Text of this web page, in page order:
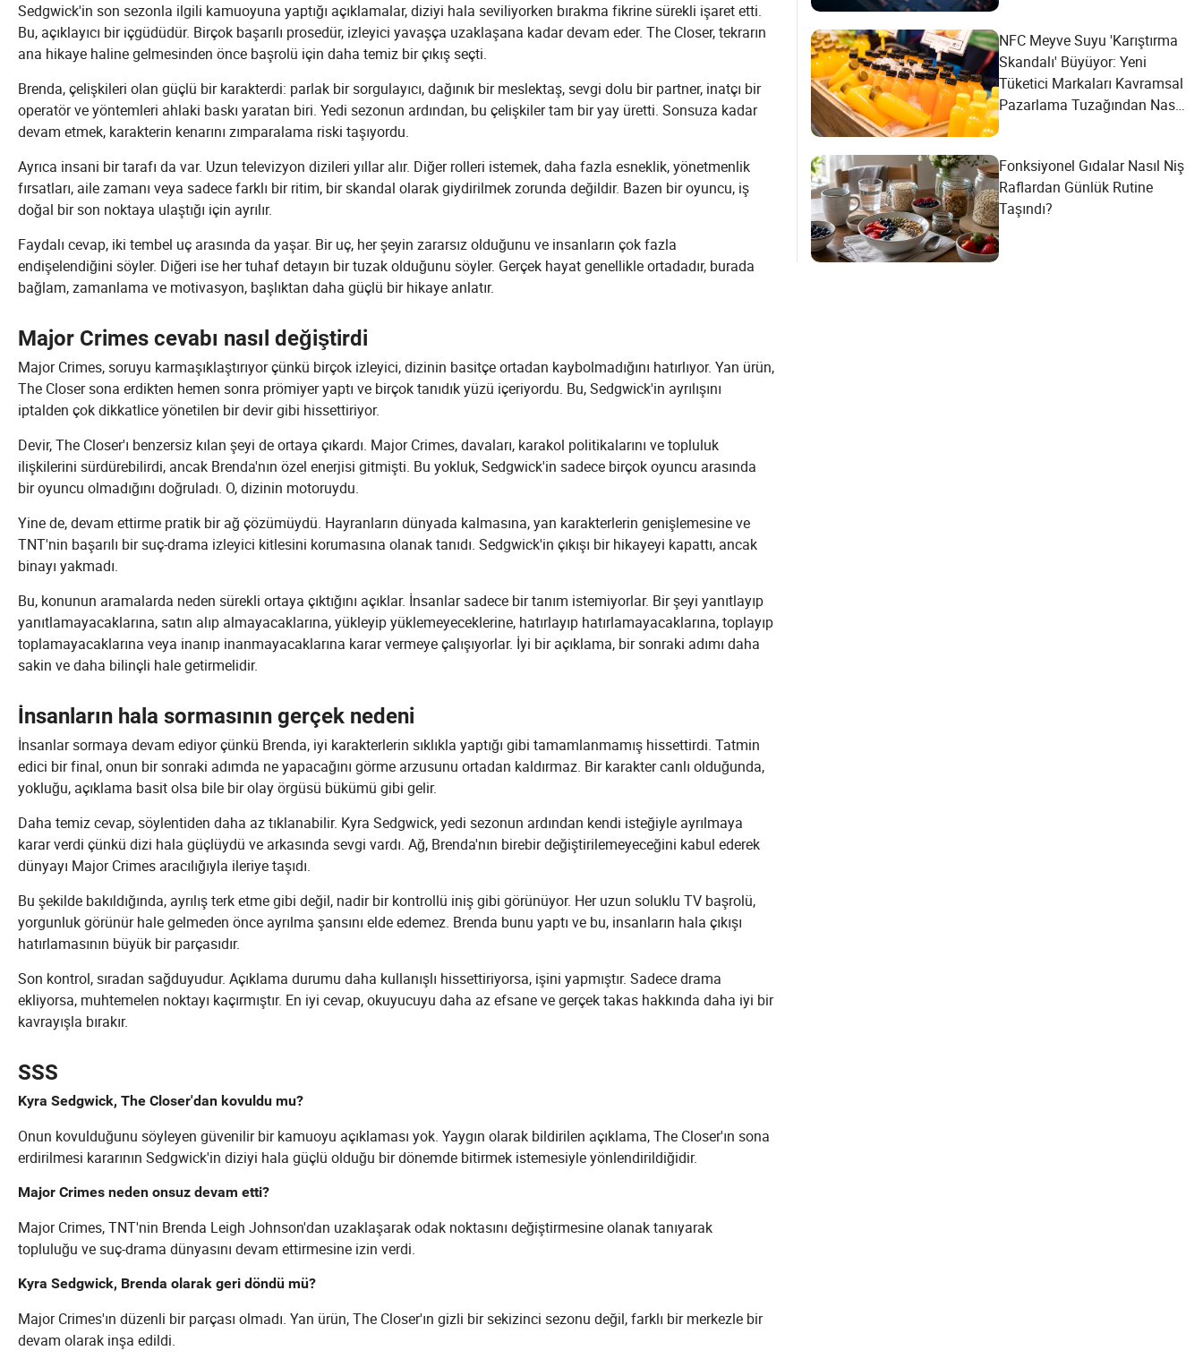
Sedgwick'in son sezonla ilgili kamuoyuna yaptığı açıklamalar, diziyi hala seviliyorken bırakma fikrine sürekli işaret etti.
Bu, açıklayıcı bir içgüdüdür. Birçok başarılı prosedür, izleyici yavaşça uzaklaşana kadar devam eder. The Closer, tekrarın
ana hikaye haline gelmesinden önce başrolü için daha temiz bir çıkış seçti.
Brenda, çelişkileri olan güçlü bir karakterdi: parlak bir sorgulayıcı, dağınık bir meslektaş, sevgi dolu bir partner, inatçı bir
operatör ve yöntemleri ahlaki baskı yaratan biri. Yedi sezonun ardından, bu çelişkiler tam bir yay üretti. Sonsuza kadar
devam etmek, karakterin kenarını zımparalama riski taşıyordu.
Ayrıca insani bir tarafı da var. Uzun televizyon dizileri yıllar alır. Diğer rolleri istemek, daha fazla esneklik, yönetmenlik
fırsatları, aile zamanı veya sadece farklı bir ritim, bir skandal olarak giydirilmek zorunda değildir. Bazen bir oyuncu, iş
doğal bir son noktaya ulaştığı için ayrılır.
Faydalı cevap, iki tembel uç arasında da yaşar. Bir uç, her şeyin zararsız olduğunu ve insanların çok fazla
endişelendiğini söyler. Diğeri ise her tuhaf detayın bir tuzak olduğunu söyler. Gerçek hayat genellikle ortadadır, burada
bağlam, zamanlama ve motivasyon, başlıktan daha güçlü bir hikaye anlatır.
Major Crimes cevabı nasıl değiştirdi
Major Crimes, soruyu karmaşıklaştırıyor çünkü birçok izleyici, dizinin basitçe ortadan kaybolmadığını hatırlıyor. Yan ürün,
The Closer sona erdikten hemen sonra prömiyer yaptı ve birçok tanıdık yüzü içeriyordu. Bu, Sedgwick'in ayrılışını
iptalden çok dikkatlice yönetilen bir devir gibi hissettiriyor.
Devir, The Closer'ı benzersiz kılan şeyi de ortaya çıkardı. Major Crimes, davaları, karakol politikalarını ve topluluk
ilişkilerini sürdürebilirdi, ancak Brenda'nın özel enerjisi gitmişti. Bu yokluk, Sedgwick'in sadece birçok oyuncu arasında
bir oyuncu olmadığını doğruladı. O, dizinin motoruydu.
Yine de, devam ettirme pratik bir ağ çözümüydü. Hayranların dünyada kalmasına, yan karakterlerin genişlemesine ve
TNT'nin başarılı bir suç-drama izleyici kitlesini korumasına olanak tanıdı. Sedgwick'in çıkışı bir hikayeyi kapattı, ancak
binayı yakmadı.
Bu, konunun aramalarda neden sürekli ortaya çıktığını açıklar. İnsanlar sadece bir tanım istemiyorlar. Bir şeyi yanıtlayıp
yanıtlamayacaklarına, satın alıp almayacaklarına, yükleyip yüklemeyeceklerine, hatırlayıp hatırlamayacaklarına, toplayıp
toplamayacaklarına veya inanıp inanmayacaklarına karar vermeye çalışıyorlar. İyi bir açıklama, bir sonraki adımı daha
sakin ve daha bilinçli hale getirmelidir.
İnsanların hala sormasının gerçek nedeni
İnsanlar sormaya devam ediyor çünkü Brenda, iyi karakterlerin sıklıkla yaptığı gibi tamamlanmamış hissettirdi. Tatmin
edici bir final, onun bir sonraki adımda ne yapacağını görme arzusunu ortadan kaldırmaz. Bir karakter canlı olduğunda,
yokluğu, açıklama basit olsa bile bir olay örgüsü bükümü gibi gelir.
Daha temiz cevap, söylentiden daha az tıklanabilir. Kyra Sedgwick, yedi sezonun ardından kendi isteğiyle ayrılmaya
karar verdi çünkü dizi hala güçlüydü ve arkasında sevgi vardı. Ağ, Brenda'nın birebir değiştirilemeyeceğini kabul ederek
dünyayı Major Crimes aracılığıyla ileriye taşıdı.
Bu şekilde bakıldığında, ayrılış terk etme gibi değil, nadir bir kontrollü iniş gibi görünüyor. Her uzun soluklu TV başrolü,
yorgunluk görünür hale gelmeden önce ayrılma şansını elde edemez. Brenda bunu yaptı ve bu, insanların hala çıkışı
hatırlamasının büyük bir parçasıdır.
Son kontrol, sıradan sağduyudur. Açıklama durumu daha kullanışlı hissettiriyorsa, işini yapmıştır. Sadece drama
ekliyorsa, muhtemelen noktayı kaçırmıştır. En iyi cevap, okuyucuyu daha az efsane ve gerçek takas hakkında daha iyi bir
kavrayışla bırakır.
SSS
Kyra Sedgwick, The Closer'dan kovuldu mu?
Onun kovulduğunu söyleyen güvenilir bir kamuoyu açıklaması yok. Yaygın olarak bildirilen açıklama, The Closer'ın sona
erdirilmesi kararının Sedgwick'in diziyi hala güçlü olduğu bir dönemde bitirmek istemesiyle yönlendirildiğidir.
Major Crimes neden onsuz devam etti?
Major Crimes, TNT'nin Brenda Leigh Johnson'dan uzaklaşarak odak noktasını değiştirmesine olanak tanıyarak
topluluğu ve suç-drama dünyasını devam ettirmesine izin verdi.
Kyra Sedgwick, Brenda olarak geri döndü mü?
Major Crimes'ın düzenli bir parçası olmadı. Yan ürün, The Closer'ın gizli bir sekizinci sezonu değil, farklı bir merkezle bir
devam olarak inşa edildi.
NFC Meyve Suyu 'Karıştırma
Skandalı' Büyüyor: Yeni
Tüketici Markaları Kavramsal
Pazarlama Tuzağından Nasıl
Fonksiyonel Gıdalar Nasıl Niş
Raflardan Günlük Rutine
Taşındı?